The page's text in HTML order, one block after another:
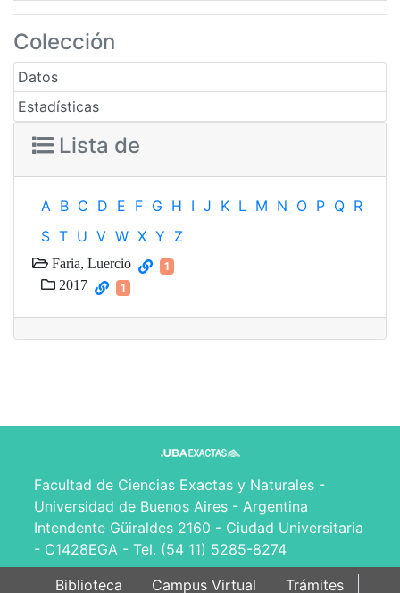
Colección
Datos
Estadísticas
Lista de
A B C D E F G H I J K L M N O P Q R
S T U V W X Y Z
Faria, Luercio 1
2017 1
Facultad de Ciencias Exactas y Naturales -
Universidad de Buenos Aires - Argentina
Intendente Güiraldes 2160 - Ciudad Universitaria
- C1428EGA - Tel. (54 11) 5285-8274
Biblioteca
Campus Virtual Trámites